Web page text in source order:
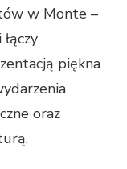
w Monte –
piękna
oraz